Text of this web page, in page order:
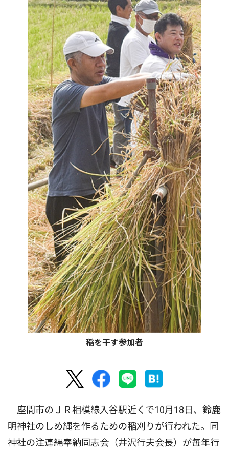
稲を干す参加者
座間市のＪＲ相模線入谷駅近くで10月18日、鈴鹿
明神社のしめ縄を作るための稲刈りが行われた。同
神社の注連縄奉納同志会（井沢行夫会長）が毎年行